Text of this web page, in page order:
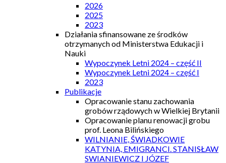
2026
2025
2023
Działania sfinansowane ze środków
otrzymanych od Ministerstwa Edukacji i
Nauki
Wypoczynek Letni 2024 – część II
Wypoczynek Letni 2024 – część I
2023
Publikacje
Opracowanie stanu zachowania
grobów rządowych w Wielkiej Brytanii
Opracowanie planu renowacji grobu
prof. Leona Bilińskiego
WILNIANIE, ŚWIADKOWIE
KATYNIA, EMIGRANCI. STANISŁAW
SWIANIEWICZ I JÓZEF